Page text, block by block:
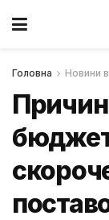
Головна Новини